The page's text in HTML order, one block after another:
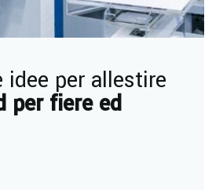
idee per allestire
per fiere ed